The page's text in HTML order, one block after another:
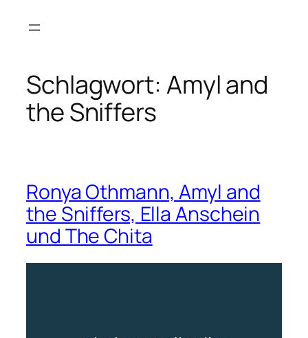
Inhalt
Schlagwort: Amyl and
the Sniffers
Ronya Othmann, Amyl and
the Sniffers, Ella Anschein
und The Chita